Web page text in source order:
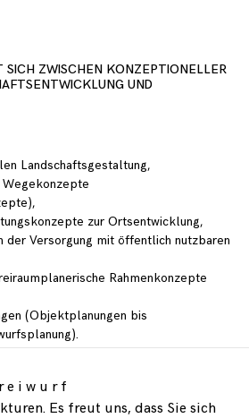
SICH ZWISCHEN KONZEPTIONELLER
UND
Landschaftsgestaltung,
zur Ortsentwicklung,
der Versorgung mit öffentlich nutzbaren
Rahmenkonzepte
(Objektplanungen bis
Betrachtung verschiedener
Fundierung und integrierte
e i w u r f
Es freut uns, dass Sie sich